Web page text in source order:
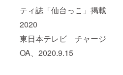
ティ誌「仙台っこ」掲載
2020
東日本テレビ チャージ
OA、2020.9.15